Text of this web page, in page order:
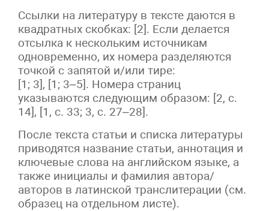
Ссылки на литературу в тексте даются в
квадратных скобках: [2]. Если делается
отсылка к нескольким источникам
одновременно, их номера разделяются
точкой с запятой и/или тире:
[1; 3], [1; 3–5]. Номера страниц
указываются следующим образом: [2, с.
14], [1, с. 33; 3, с. 27–28].
После текста статьи и списка литературы
приводятся название статьи, аннотация и
ключевые слова на английском языке, а
также инициалы и фамилия автора/
авторов в латинской транслитерации (см.
образец на отдельном листе).